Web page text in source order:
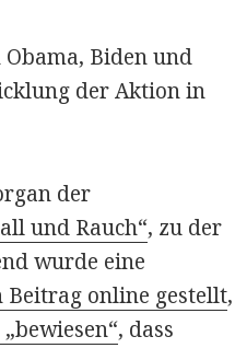
Biden und
der Aktion in
der
und Rauch“, zu der
wurde eine
Beitrag online gestellt,
, dass